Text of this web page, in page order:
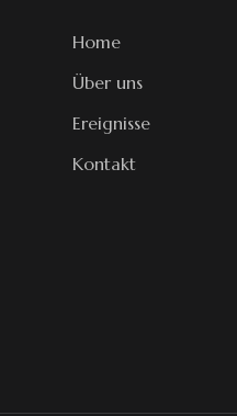
Home
Über uns
Ereignisse
Kontakt